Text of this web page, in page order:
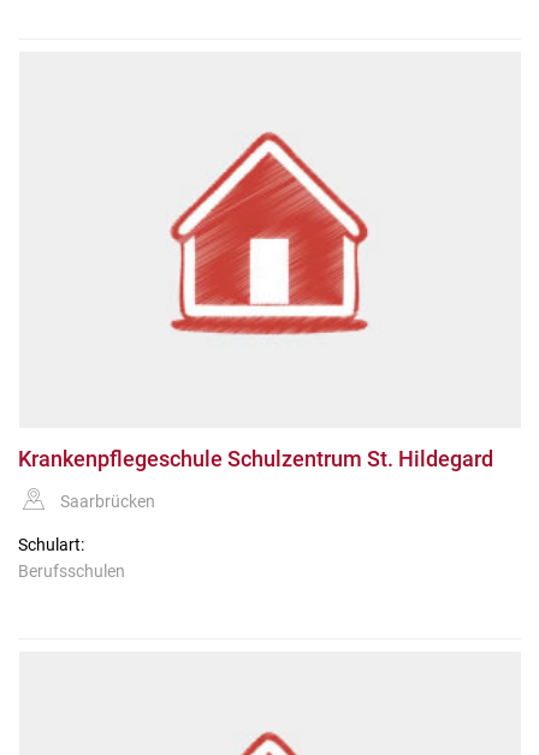
Krankenpflegeschule Schulzentrum St. Hildegard
Saarbrücken
Schulart:
Berufsschulen